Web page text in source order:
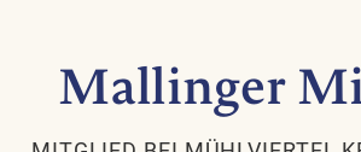
Mallinger